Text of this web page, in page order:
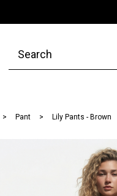
Pant Lily Pants - Brown